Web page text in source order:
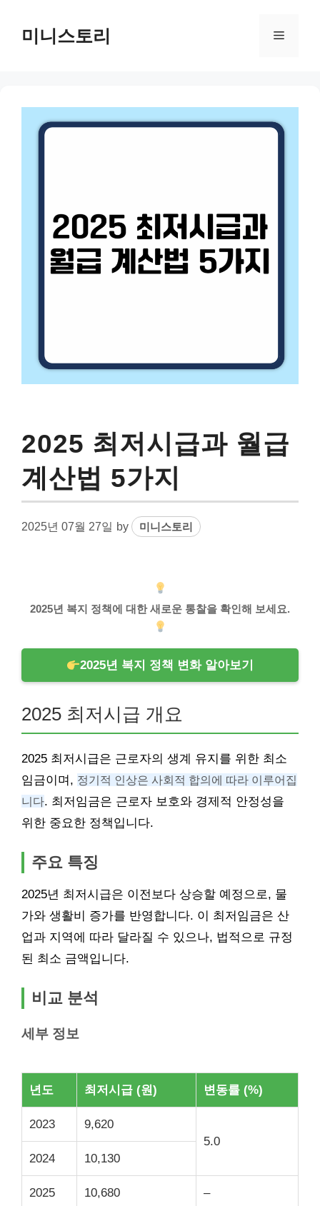
content미니스토리 Menu
2025 최저시급과 월급
계산법 5가지
2025년 07월 27일 by 미니스토리
2025년 복지 정책에 대한 새로운 통찰을 확인해 보세요.
2025년 복지 정책 변화 알아보기
2025 최저시급 개요
2025 최저시급은 근로자의 생계 유지를 위한 최소
임금이며, 정기적 인상은 사회적 합의에 따라 이루어집
니다. 최저임금은 근로자 보호와 경제적 안정성을
위한 중요한 정책입니다.
주요 특징
2025년 최저시급은 이전보다 상승할 예정으로, 물
가와 생활비 증가를 반영합니다. 이 최저임금은 산
업과 지역에 따라 달라질 수 있으나, 법적으로 규정
된 최소 금액입니다.
비교 분석
세부 정보
년도 최저시급 (원) 변동률 (%)
2023
9,620
5.0
2024
10,130
2025 10,680 –